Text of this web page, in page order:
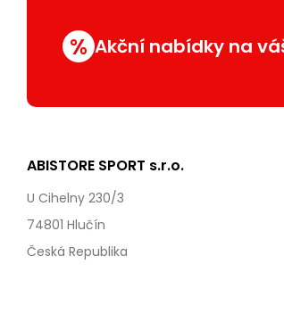
% Akční nabídky na
ABISTORE SPORT s.r.o.
U Cihelny 230/3
74801 Hlučín
Česká Republika